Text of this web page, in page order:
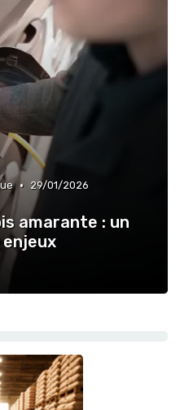
• 29/01/2026
amarante : un